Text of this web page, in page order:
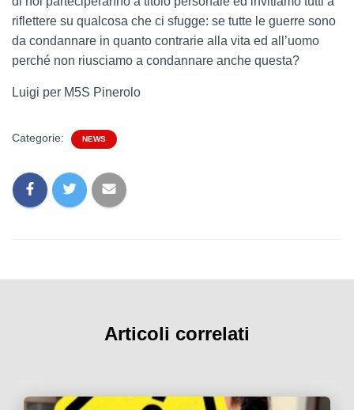
riflettere su qualcosa che ci sfugge: se tutte le guerre sono
da condannare in quanto contrarie alla vita ed all’uomo
perché non riusciamo a condannare anche questa?
Luigi per M5S Pinerolo
Categorie: NEWS
Articoli correlati